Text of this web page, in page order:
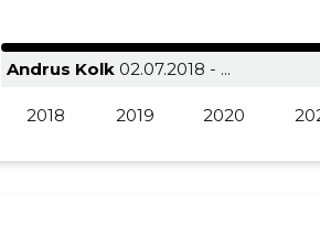
Andrus Kolk02.07.2018 - ...
2018 2019 2020